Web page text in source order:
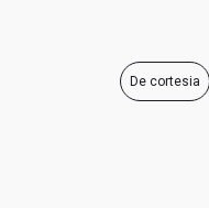
16:00 - 01:00
De cortesia